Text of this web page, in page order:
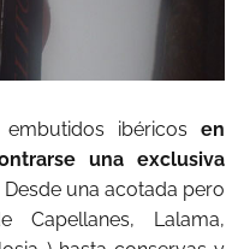
ibéricos en
una exclusiva
Desde una acotada pero
Capellanes, Lalama,